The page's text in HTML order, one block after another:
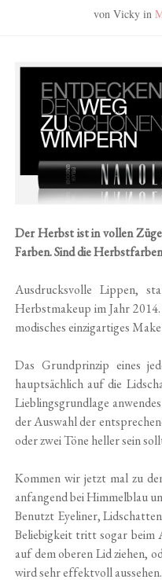
von Vicky in
Der Herbst ist in vollen
Farben. Sind die
Ausdrucksvolle Lippen,
Herbstmakeup im Jahr
modisches einzigartiges
Das Grundprinzip eines
hauptsächlich auf die
Lieblingsgrundlage
der Auswahl der
oder zwei Töne heller sein
Kommen wir jetzt mal zu
anfangend bei Himmelblau
Benutzt Eyeliner,
Beliebigkeit tritt sogar beim
auf dem oberen Lid ziehen,
wird sehr effektvoll aussehen.